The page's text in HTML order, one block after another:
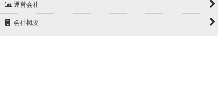
運営会社
会社概要